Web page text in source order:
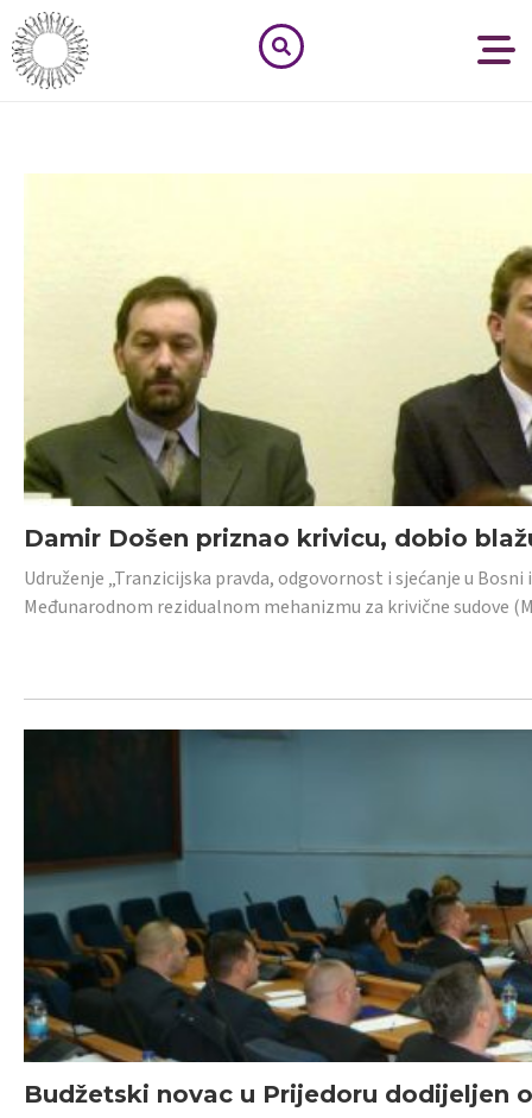
Damir Došen priznao krivicu, dobio
Udruženje „Tranzicijska pravda, odgovornost i sjećanje u
Međunarodnom rezidualnom mehanizmu za krivične sudove
Budžetski novac u Prijedoru dodijeljen